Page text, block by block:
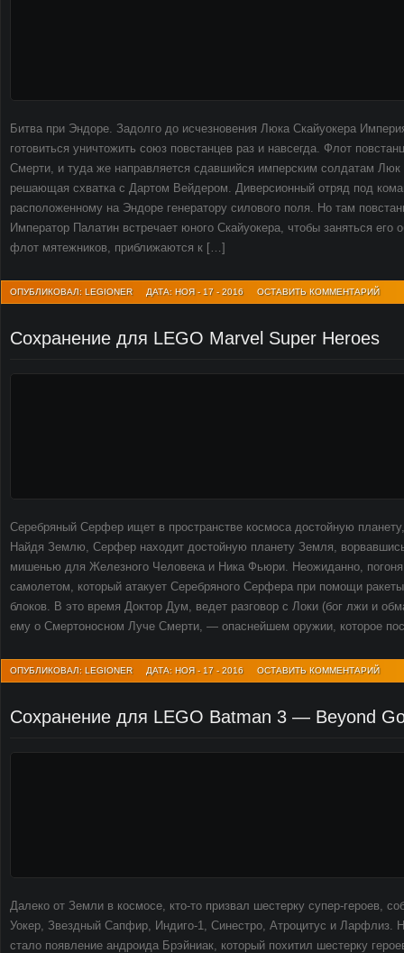
Битва при Эндоре. Задолго до исчезновения Люка Скайуокера
готовиться уничтожить союз повстанцев раз и навсегда. Флот
Смерти, и туда же направляется сдавшийся имперским солдатам Люк
решающая схватка с Дартом Вейдером. Диверсионный отряд под
расположенному на Эндоре генератору силового поля. Но там
Император Палатин встречает юного Скайуокера, чтобы заняться его
флот мятежников, приближаются к […]
ОПУБЛИКОВАЛ: LEGIONER ДАТА: НОЯ - 17 - 2016 ОСТАВИТЬ КОММЕНТАРИЙ
Сохранение для LEGO Marvel Super Heroes
Серебряный Серфер ищет в пространстве космоса достойную
Найдя Землю, Серфер находит достойную планету Земля,
мишенью для Железного Человека и Ника Фьюри. Неожиданно, погоня
самолетом, который атакует Серебряного Серфера при помощи
блоков. В это время Доктор Дум, ведет разговор с Локи (бог лжи и
ему о Смертоносном Луче Смерти, — опаснейшем оружии, которое
ОПУБЛИКОВАЛ: LEGIONER ДАТА: НОЯ - 17 - 2016 ОСТАВИТЬ КОММЕНТАРИЙ
Сохранение для LEGO Batman 3 — Beyond
Далеко от Земли в космосе, кто-то призвал шестерку супер-героев,
Уокер, Звездный Сапфир, Индиго-1, Синестро, Атроцитус и Ларфлиз.
стало появление андроида Брэйниак, который похитил шестерку